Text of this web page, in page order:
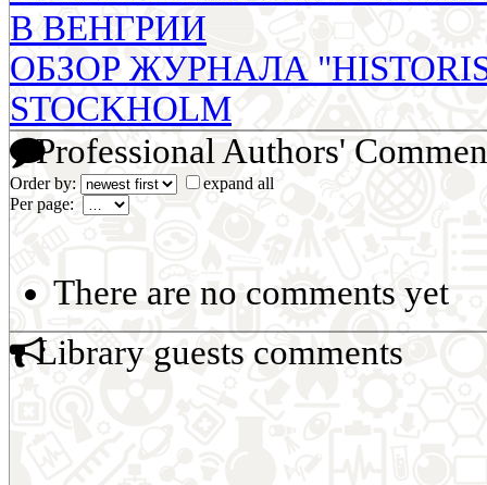
В ВЕНГРИИ
ОБЗОР ЖУРНАЛА
STOCKHOLM
Professional Authors'
Order by:
expand all
Per page:
There are no comments yet
Library guests comments